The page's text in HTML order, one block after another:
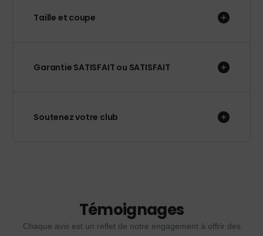
Taille et coupe
Garantie SATISFAIT ou SATISFAIT
Soutenez votre club
Témoignages
Chaque avis est un reflet de notre engagement à offrir des